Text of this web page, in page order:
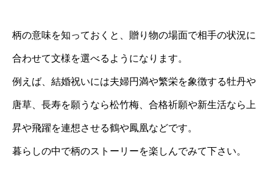
柄の意味を知っておくと、贈り物の場面で相手の状況に
合わせて文様を選べるようになります。
例えば、結婚祝いには夫婦円満や繁栄を象徴する牡丹や
唐草、長寿を願うなら松竹梅、合格祈願や新生活なら上
昇や飛躍を連想させる鶴や鳳凰などです。
暮らしの中で柄のストーリーを楽しんでみて下さい。